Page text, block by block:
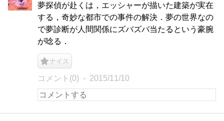
夢探偵が赴くは，エッシャーが描いた建築が実在
する，奇妙な都市での事件の解決．夢の世界なの
で夢診断が人間関係にズバズバ当たるという豪腕
が唸る．
ナイス
コメント(0) 2015/11/10